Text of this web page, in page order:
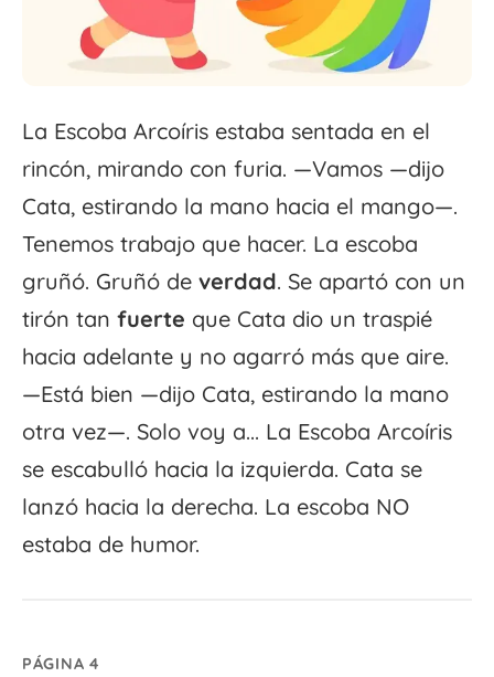
La Escoba Arcoíris estaba sentada en el
rincón, mirando con furia. —Vamos —dijo
Cata, estirando la mano hacia el mango—.
Tenemos trabajo que hacer. La escoba
gruñó. Gruñó de verdad. Se apartó con un
tirón tan fuerte que Cata dio un traspié
hacia adelante y no agarró más que aire.
—Está bien —dijo Cata, estirando la mano
otra vez—. Solo voy a... La Escoba Arcoíris
se escabulló hacia la izquierda. Cata se
lanzó hacia la derecha. La escoba NO
estaba de humor.
PÁGINA 4